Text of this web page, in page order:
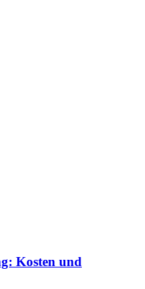
Kosten und